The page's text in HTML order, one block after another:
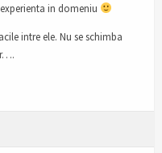
in domeniu
intre ele. Nu se schimba